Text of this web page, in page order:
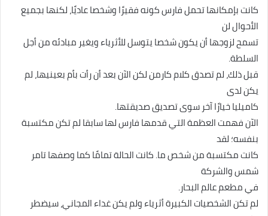
كانت بإمكانها تحمل فارس كونه فقيرًا وشخصا عاديًا، لكنها بجميع
الأحوال لن
تسمح لزوجها أن يكون شخصا يتوسل للأثرياء ويغير مبادئه من أجل
السلطة.
قبل ذلك، لم تصدق كلام كارمن لكن الآن بعد أن رأت بأم بعينيها، لم
يكن لدى
كاميليا خيارًا آخر سوى تصديق صديقتها.
الآن فهمت العظمة التي قدمها فارس لها سابقا لم تكن مكتسبة
بنفسه؛ لقد
كانت مكتسبة من شخص ما. كانت الحالة تمامًا كما وصفها تامر
شمس والشركة
في مطعم عالم البحار.
لم تكن الشخصيات الكبيرة أثرياء ولم يكن غداء المجاني، سيضطر